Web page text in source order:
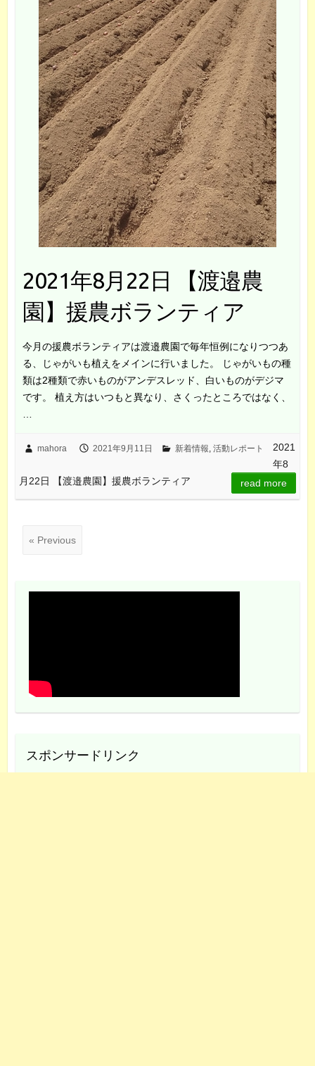
2021年8月22日 【渡邉農
園】援農ボランティア
今月の援農ボランティアは渡邉農園で毎年恒例になりつつあ
る、じゃがいも植えをメインに行いました。 じゃがいもの種
類は2種類で赤いものがアンデスレッド、白いものがデジマ
です。 植え方はいつもと異なり、さくったところではなく、
…
mahora 2021年9月11日 新着情報, 活動レポート
2021
年8
月22日 【渡邉農園】援農ボランティア
read more
« Previous
スポンサードリンク